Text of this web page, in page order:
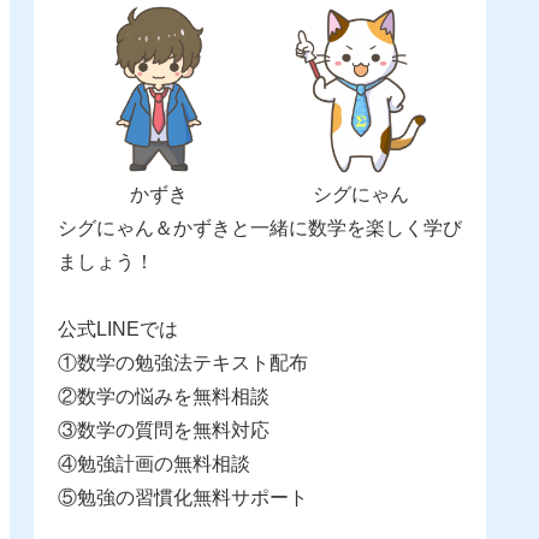
かずき
シグにゃん
シグにゃん＆かずきと一緒に数学を楽しく学び
ましょう！
公式LINEでは
①数学の勉強法テキスト配布
②数学の悩みを無料相談
③数学の質問を無料対応
④勉強計画の無料相談
⑤勉強の習慣化無料サポート